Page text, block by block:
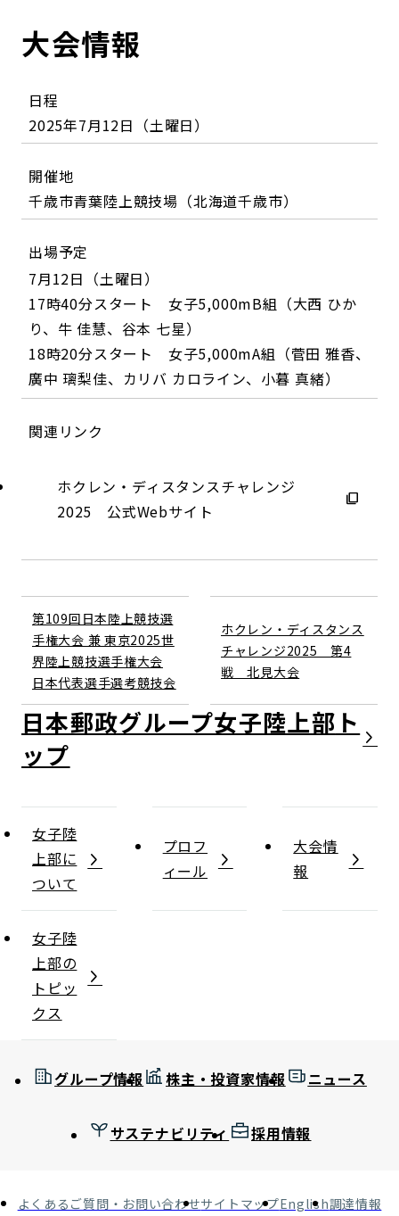
大会情報
日程
2025年7月12日（土曜日）
開催地
千歳市青葉陸上競技場（北海道千歳市）
出場予定
7月12日（土曜日）
17時40分スタート 女子5,000mB組（大西 ひか
り、牛 佳慧、谷本 七星）
18時20分スタート 女子5,000mA組（菅田 雅香、
廣中 璃梨佳、カリバ カロライン、小暮 真緒）
関連リンク
ホクレン・ディスタンスチャレンジ
2025 公式Webサイト
第109回日本陸上競技選
手権大会 兼 東京2025世
界陸上競技選手権大会
日本代表選手選考競技会
ホクレン・ディスタンス
チャレンジ2025 第4
戦 北見大会
日本郵政グループ女子陸上部
女子陸
上部に
ついて
プロフ
ィール
大会情
報
女子陸
上部の
トピッ
クス
グループ情報 株主・投資家情報 ニュース
サステナビリティ 採用情報
よくあるご質問・お問い合わせサイトマップEnglish調達情報